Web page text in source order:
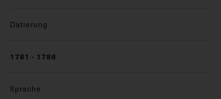
Datierung
1781 - 1786
Sprache